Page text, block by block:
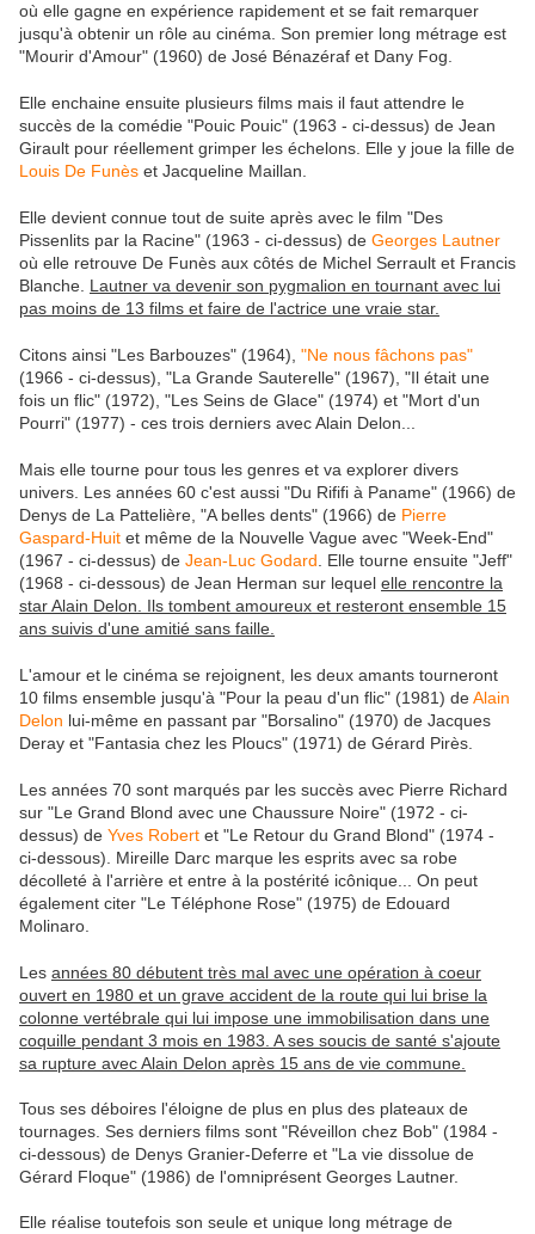
où elle gagne en expérience rapidement et se fait remarquer
jusqu'à obtenir un rôle au cinéma. Son premier long métrage est
"Mourir d'Amour" (1960) de José Bénazéraf et Dany Fog.
Elle enchaine ensuite plusieurs films mais il faut attendre le
succès de la comédie "Pouic Pouic" (1963 - ci-dessus) de Jean
Girault pour réellement grimper les échelons. Elle y joue la fille de
Louis De Funès et Jacqueline Maillan.
Elle devient connue tout de suite après avec le film "Des
Pissenlits par la Racine" (1963 - ci-dessus) de Georges Lautner
où elle retrouve De Funès aux côtés de Michel Serrault et Francis
Blanche. Lautner va devenir son pygmalion en tournant avec lui
pas moins de 13 films et faire de l'actrice une vraie star.
Citons ainsi "Les Barbouzes" (1964), "Ne nous fâchons pas"
(1966 - ci-dessus), "La Grande Sauterelle" (1967), "Il était une
fois un flic" (1972), "Les Seins de Glace" (1974) et "Mort d'un
Pourri" (1977) - ces trois derniers avec Alain Delon...
Mais elle tourne pour tous les genres et va explorer divers
univers. Les années 60 c'est aussi "Du Rififi à Paname" (1966) de
Denys de La Pattelière, "A belles dents" (1966) de Pierre
Gaspard-Huit et même de la Nouvelle Vague avec "Week-End"
(1967 - ci-dessus) de Jean-Luc Godard . Elle tourne ensuite "Jeff"
(1968 - ci-dessous) de Jean Herman sur lequel elle rencontre la
star Alain Delon. Ils tombent amoureux et resteront ensemble 15
ans suivis d'une amitié sans faille.
L'amour et le cinéma se rejoignent, les deux amants tourneront
10 films ensemble jusqu'à "Pour la peau d'un flic" (1981) deAlain
Delon lui-même en passant par "Borsalino" (1970) de Jacques
Deray et "Fantasia chez les Ploucs" (1971) de Gérard Pirès.
Les années 70 sont marqués par les succès avec Pierre Richard
sur "Le Grand Blond avec une Chaussure Noire" (1972 - ci-
dessus) de Yves Robert et "Le Retour du Grand Blond" (1974 -
ci-dessous). Mireille Darc marque les esprits avec sa robe
décolleté à l'arrière et entre à la postérité icônique... On peut
également citer "Le Téléphone Rose" (1975) de Edouard
Molinaro.
Les années 80 débutent très mal avec une opération à coeur
ouvert en 1980 et un grave accident de la route qui lui brise la
colonne vertébrale qui lui impose une immobilisation dans une
coquille pendant 3 mois en 1983. A ses soucis de santé s'ajoute
sa rupture avec Alain Delon après 15 ans de vie commune.
Tous ses déboires l'éloigne de plus en plus des plateaux de
tournages. Ses derniers films sont "Réveillon chez Bob" (1984 -
ci-dessous) de Denys Granier-Deferre et "La vie dissolue de
Gérard Floque" (1986) de l'omniprésent Georges Lautner.
Elle réalise toutefois son seule et unique long métrage de